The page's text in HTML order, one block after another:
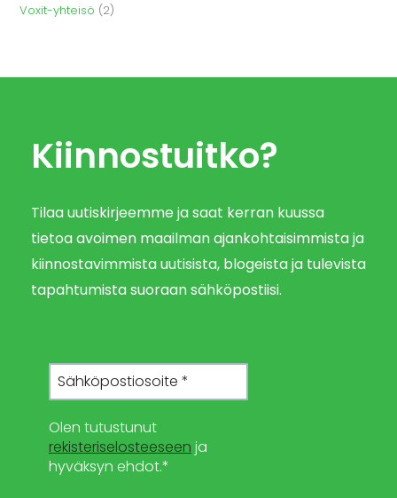
Voxit-yhteisö (2)
Kiinnostuitko?
Tilaa uutiskirjeemme ja saat kerran kuussa
tietoa avoimen maailman ajankohtaisimmista ja
kiinnostavimmista uutisista, blogeista ja tulevista
tapahtumista suoraan sähköpostiisi.
Olen tutustunut
rekisteriselosteeseen ja
hyväksyn ehdot.*